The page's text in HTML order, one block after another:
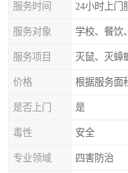
服务时间 24小时上门
服务对象 学校、餐饮
服务项目 灭鼠、灭蟑
价格 根据服务面
是否上门 是
毒性 安全
专业领域 四害防治